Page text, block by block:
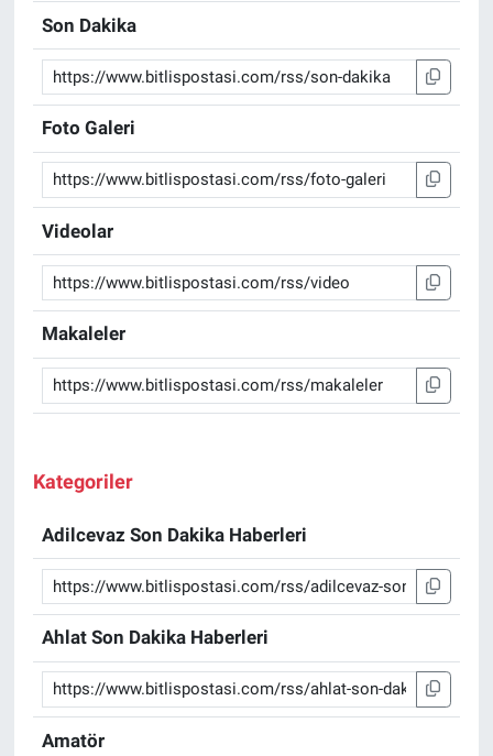
Son Dakika
Foto Galeri
Videolar
Makaleler
Kategoriler
Adilcevaz Son Dakika Haberleri
Ahlat Son Dakika Haberleri
Amatör
Gündem
Kültür-Sanat
Magazin
Politika
Resmi İlanlar
Sağlık
Siyaset
Yerel